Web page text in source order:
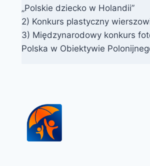
„Polskie dziecko w Holandii”
2) Konkurs plastyczny
3) Międzynarodowy konkurs
Polska w Obiektywie